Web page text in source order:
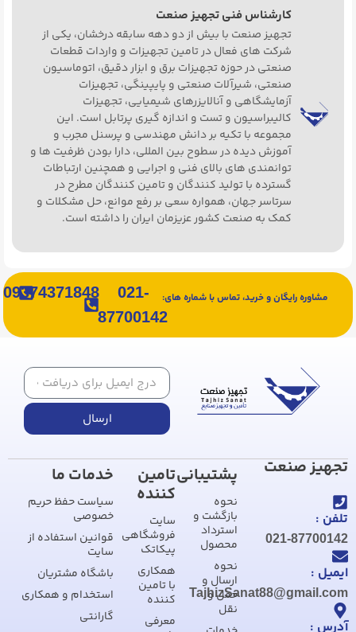
کارشناس فنی تجهیز صنعت
تجهیز صنعت با بیش از دو دهه سابقه درخشان، یکی از
شرکت های فعال در تامین تجهیزات و واردات قطعات
صنعتی در حوزه تجهیزات برق و ابزار دقیق، اتوماسیون
صنعتی، شیرآلات صنعتی و پایپینگی، تجهیزات
آزمایشگاهی و آنالایزرهای شیمیایی، تجهیزات
کالیبراسیون و تست و اندازه گیری پرتابل است. این
مجموعه با تکیه بر دانش مهندسی و پرسنل مجرب و
آموزش دیده در سطوح بین المللی، دارا بودن ظرفیت ها و
توانمندی های بالای فنی و اجرایی و همچنین ارتباطات
گسترده با تولید کنندگان و تامین کنندگان مطرح در
سرتاسر جهان، همواره سعی بر رفع موانع، حل مشکلات و
کمک به صنعت کشور عزیزمان ایران را داشته است.
مشاوره رایگان و خرید، تماس با شماره های:
021-
87700142
09374371848
ارسال
تجهیز صنعت
تلفن :
021-87700142
ایمیل :
TajhizSanat88@gmail.com
آدرس :
پشتیبانی
نحوه
بازگشت و
استرداد
محصول
نحوه
ارسال و
حمل و
نقل
تامین
کننده
سایت
فروشگاهی
پیکاتک
همکاری
با تامین
کننده
معرفی
خدمات ما
سیاست حفظ حریم
خصوصی
قوانین استفاده از
سایت
باشگاه مشتریان
استخدام و همکاری
گارانتی